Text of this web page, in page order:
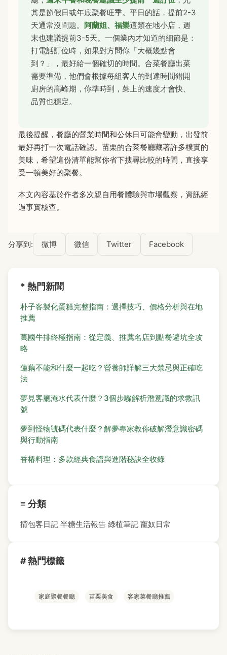
其是節假日或年底聚餐旺季。平日的話，提前2-3
天通常沒問題。 阿蘭姐、福樂這類在地小店，週
末也建議提前3-5天。一個業內才知道的細節是：
打電話訂位時，如果對方問你「大概幾點會
到？」，最好給一個確切的時間。合菜餐廳出菜
需要準備，他們會根據每組客人的到達時間錯開
廚房的高峰期，你準時到，菜上的速度才會快、
品質也穩定。
最後提醒，餐廳的營業時間和公休日可能會變動，出發前
最好再打一次電話確認。苗栗的合菜餐廳藏著許多樸實的
美味，希望這份清單能幫你省下搜尋比較的時間，直接享
受一頓美好的聚餐。
本文內容基於作者多次親自用餐體驗與市場觀察，資訊經
過事實核查。
分享到: 微博 微信 Twitter Facebook
* 熱門新聞
朴子客製化蛋糕完整指南：選擇技巧、價格分析與在地
推薦
萬國牛排終極指南：從定義、推薦名店到點餐避坑全攻
略
蓮藕不能和什麼一起吃？營養師詳解三大禁忌與正確吃
法
夢見客廳淹水代表什麼？3個步驟解析潛意識的求救訊
號
夢到怪物號碼代表什麼？解夢專家教你破解潛意識密碼
與行動指南
香椿料理：多款經典食譜與進階秘訣全收錄
≡ 分類
揹包客日記 半糖生活報告 綠植筆記 寵奴日常
# 熱門標籤
家庭聚餐餐廳 苗栗美食 客家菜餐廳推薦